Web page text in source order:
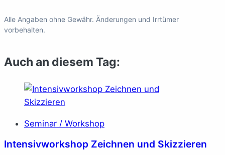
Alle Angaben ohne Gewähr. Änderungen und Irrtümer
vorbehalten.
Auch an diesem Tag:
Seminar / Workshop
Intensivworkshop Zeichnen und Skizzieren